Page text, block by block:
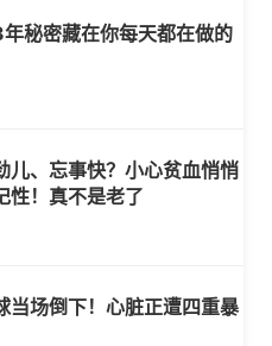
秘密藏在你每天都在做的
儿、忘事快？小心贫血悄悄
性！真不是老了
当场倒下！心脏正遭四重暴